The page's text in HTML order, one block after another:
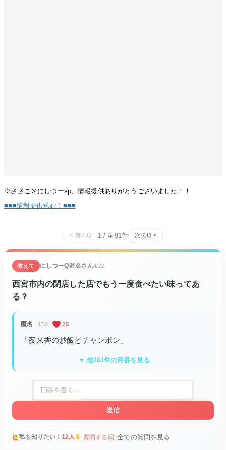
※ささこ＠にしつーsp、情報提供ありがとうございました！！
■■■情報提供求む！■■■
< 前のQ 1 / 全91件 次のQ >
教えて にしつーQ 匿名さん4/22
西宮市内の閉店した店でもう一度食べたい味ってあ
る？
匿名 4/30 25
「夜来香の炒飯とチャンポン」
▼ 他161件の回答を見る
送信
私も知りたい！ 12人 質問する 全ての質問を見る